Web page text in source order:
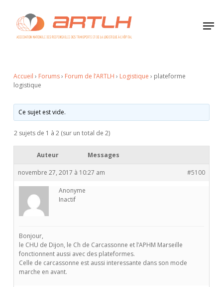
Accueil › Forums› Forum de l’ARTLH › Logistique › plateforme
logistique
Ce sujet est vide.
2 sujets de 1 à 2 (sur un total de 2)
Auteur Messages
novembre 27, 2017 à 10:27 am #5100
Anonyme
Inactif
Bonjour,
le CHU de Dijon, le Ch de Carcassonne et l’APHM Marseille
fonctionnent aussi avec des plateformes.
Celle de carcassonne est aussi interessante dans son mode
marche en avant.
Close